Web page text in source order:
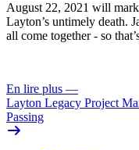
August 22, 2021 will
Layton’s untimely death.
all come together - so
En lire plus —
Layton Legacy Project
Passing